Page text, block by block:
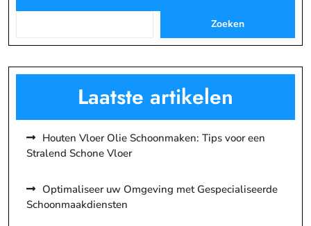
Zoeken
Laatste artikelen
Houten Vloer Olie Schoonmaken: Tips voor een
Stralend Schone Vloer
Optimaliseer uw Omgeving met Gespecialiseerde
Schoonmaakdiensten